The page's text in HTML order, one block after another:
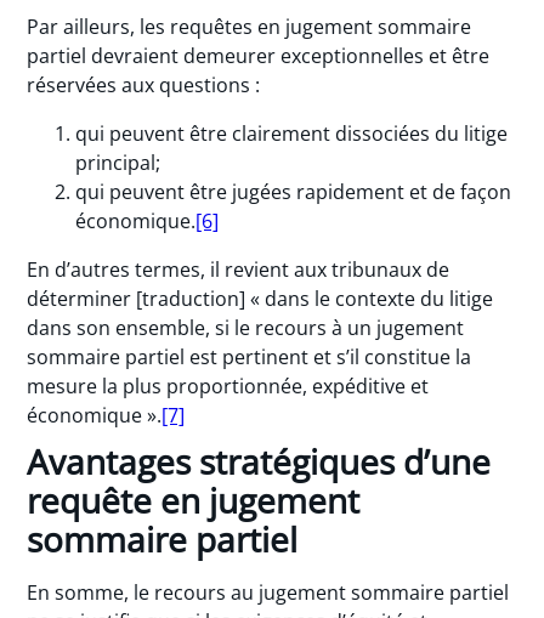
Par ailleurs, les requêtes en jugement sommaire
partiel devraient demeurer exceptionnelles et être
réservées aux questions :
qui peuvent être clairement dissociées du litige
principal;
qui peuvent être jugées rapidement et de façon
économique.[6]
En d’autres termes, il revient aux tribunaux de
déterminer [traduction] « dans le contexte du litige
dans son ensemble, si le recours à un jugement
sommaire partiel est pertinent et s’il constitue la
mesure la plus proportionnée, expéditive et
économique ».[7]
Avantages stratégiques d’une
requête en jugement
sommaire partiel
En somme, le recours au jugement sommaire partiel